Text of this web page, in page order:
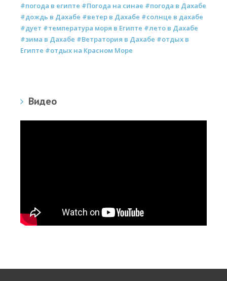
#погода в египте #Погода на синае #погода в Дахабе
#дождь в Дахабе #ветер в Дахабе #солнце в дахабе
#дует #температура моря в Египте #лето в Дахабе
#зима в Дахабе #Ветратория в Дахабе #отдых в
Египте #отдых на Красном Море
Видео